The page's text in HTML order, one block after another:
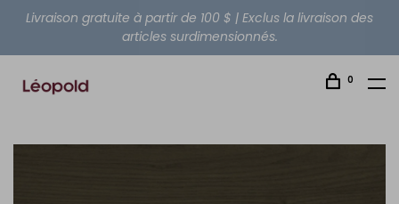
Livraison gratuite à partir de 100 $ | Exclus la livraison des
articles surdimensionnés.
0